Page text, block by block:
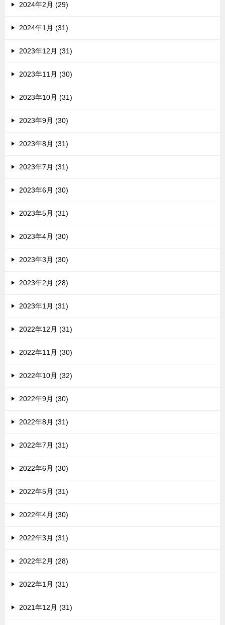
2024年2月 (29)
2024年1月 (31)
2023年12月 (31)
2023年11月 (30)
2023年10月 (31)
2023年9月 (30)
2023年8月 (31)
2023年7月 (31)
2023年6月 (30)
2023年5月 (31)
2023年4月 (30)
2023年3月 (30)
2023年2月 (28)
2023年1月 (31)
2022年12月 (31)
2022年11月 (30)
2022年10月 (32)
2022年9月 (30)
2022年8月 (31)
2022年7月 (31)
2022年6月 (30)
2022年5月 (31)
2022年4月 (30)
2022年3月 (31)
2022年2月 (28)
2022年1月 (31)
2021年12月 (31)